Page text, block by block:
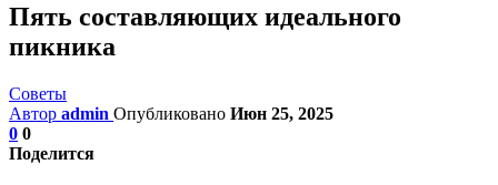
Пять составляющих идеального
пикника
Советы
Автор admin Опубликовано Июн 25, 2025
0 0
Поделится